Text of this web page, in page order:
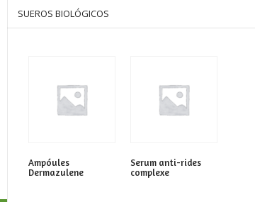
SUEROS BIOLÓGICOS
Ampóules
Dermazulene
Serum anti-rides
complexe